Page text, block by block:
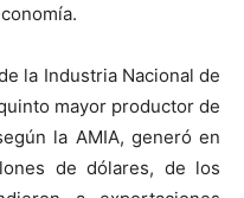
la Industria Nacional de
mayor productor de
la AMIA, generó en
de dólares, de los